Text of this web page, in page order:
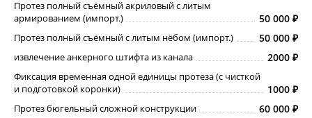
Протез полный съёмный акриловый с литым
армированием (импорт.)
50 000
Протез полный съёмный с литым нёбом (импорт.) 50 000
извлечение анкерного штифта из канала 2000
Фиксация временная одной единицы протеза (с чисткой
и подготовкой коронки)
1000
Протез бюгельный сложной конструкции 60 000